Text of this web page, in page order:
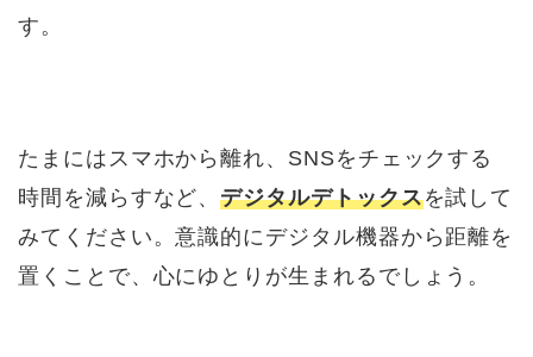
す。
たまにはスマホから離れ、SNSをチェックする
時間を減らすなど、デジタルデトックスを試して
みてください。意識的にデジタル機器から距離を
置くことで、心にゆとりが生まれるでしょう。